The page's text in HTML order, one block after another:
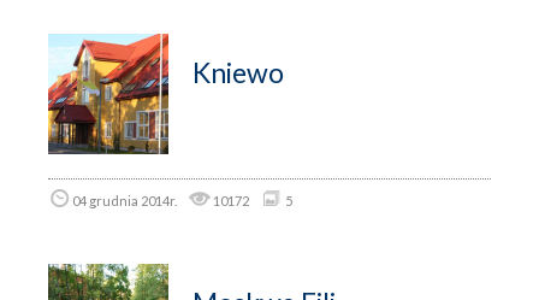
Kniewo
04 grudnia 2014r. 10172 5